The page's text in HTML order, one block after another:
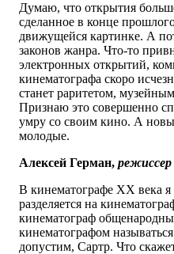
Думаю, что открытия
сделанное в конце
движущейся картинке. А
законов жанра. Что-то
электронных открытий,
кинематографа скоро
станет раритетом,
Признаю это совершенно
умру со своим кино. А
молодые.
Алексей Герман, режиссер
В кинематографе ХХ века я
разделяется на
кинематограф
кинематографом
допустим, Сартр. Что